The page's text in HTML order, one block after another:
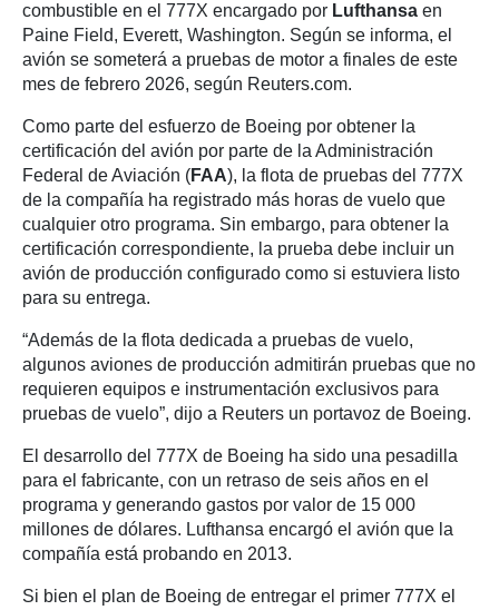
combustible en el 777X encargado por Lufthansa en
Paine Field, Everett, Washington. Según se informa, el
avión se someterá a pruebas de motor a finales de este
mes de febrero 2026, según Reuters.com.
Como parte del esfuerzo de Boeing por obtener la
certificación del avión por parte de la Administración
Federal de Aviación (FAA), la flota de pruebas del 777X
de la compañía ha registrado más horas de vuelo que
cualquier otro programa. Sin embargo, para obtener la
certificación correspondiente, la prueba debe incluir un
avión de producción configurado como si estuviera listo
para su entrega.
“Además de la flota dedicada a pruebas de vuelo,
algunos aviones de producción admitirán pruebas que no
requieren equipos e instrumentación exclusivos para
pruebas de vuelo”, dijo a Reuters un portavoz de Boeing.
El desarrollo del 777X de Boeing ha sido una pesadilla
para el fabricante, con un retraso de seis años en el
programa y generando gastos por valor de 15 000
millones de dólares. Lufthansa encargó el avión que la
compañía está probando en 2013.
Si bien el plan de Boeing de entregar el primer 777X el